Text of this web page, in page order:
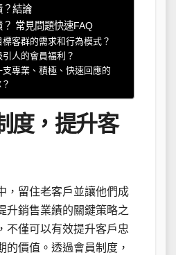
？結論
常見問題快速FAQ
客群的需求和行為模式？
人的會員福利？
專業、積極、快速回應的
度，提升客
，留住老客戶並讓他們成
升銷售業績的關鍵策略之
不僅可以有效提升客戶忠
的價值。透過會員制度，